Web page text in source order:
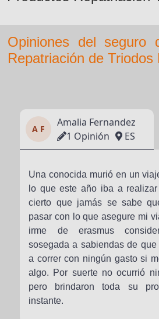
Opiniones del seguro
Repatriación de Triodos
A F
Amalia Fernandez
1 Opinión
ES
Una conocida murió en un
lo que este año iba a
cierto que jamás se sabe
pasar con lo que asegure mi
irme de erasmus
sosegada a sabiendas de
a correr con ningún gasto si
algo. Por suerte no ocurrió
pero brindaron toda su
instante.